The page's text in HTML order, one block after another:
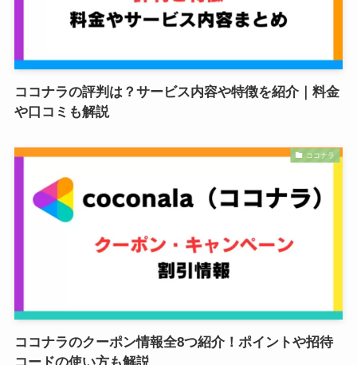
ココナラの評判は？サービス内容や特徴を紹介｜料金
や口コミも解説
ココナラ
ココナラのクーポン情報全8つ紹介！ポイントや招待